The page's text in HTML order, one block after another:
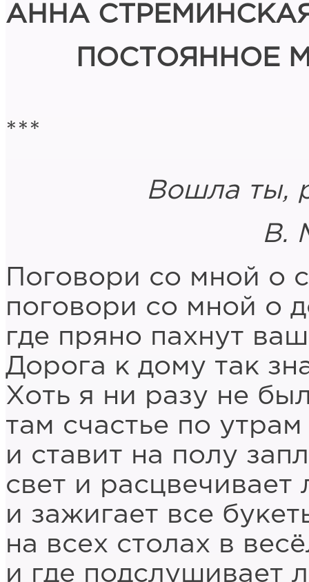
АННА
ПОСТОЯННОЕ
***
Вошла ты,
В.
Поговори со мной о
поговори со мной о
где пряно пахнут
Дорога к дому так
Хоть я ни разу не
там счастье по утрам
и ставит на полу
свет и расцвечивает
и зажигает все
на всех столах в
и где подслушивает